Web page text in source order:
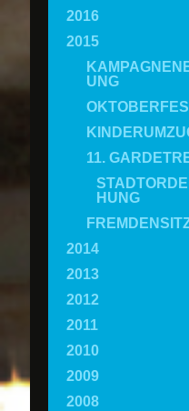
2016
2015
UNG
11.
HUNG
2014
2013
2012
2011
2010
2009
2008